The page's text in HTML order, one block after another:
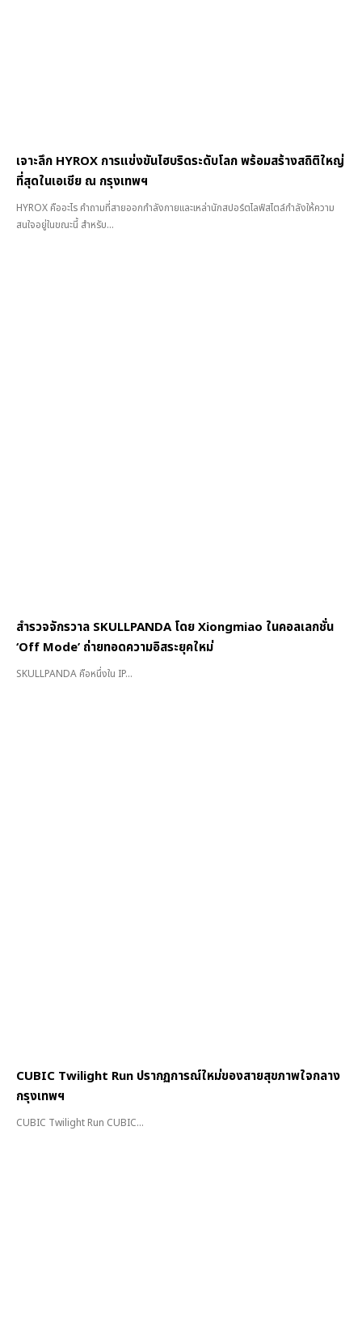
เจาะลึก HYROX การแข่งขันไฮบริดระดับโลก พร้อมสร้างสถิติใหญ่
ที่สุดในเอเชีย ณ กรุงเทพฯ
HYROX คืออะไร คำถามที่สายออกกำลังกายและเหล่านักสปอร์ตไลฟ์สไตล์กำลังให้ความ
สนใจอยู่ในขณะนี้ สำหรับ...
สำรวจจักรวาล SKULLPANDA โดย Xiongmiao ในคอลเลกชั่น
‘Off Mode’ ถ่ายทอดความอิสระยุคใหม่
SKULLPANDA คือหนึ่งใน IP...
CUBIC Twilight Run ปรากฏการณ์ใหม่ของสายสุขภาพใจกลาง
กรุงเทพฯ
CUBIC Twilight Run CUBIC...